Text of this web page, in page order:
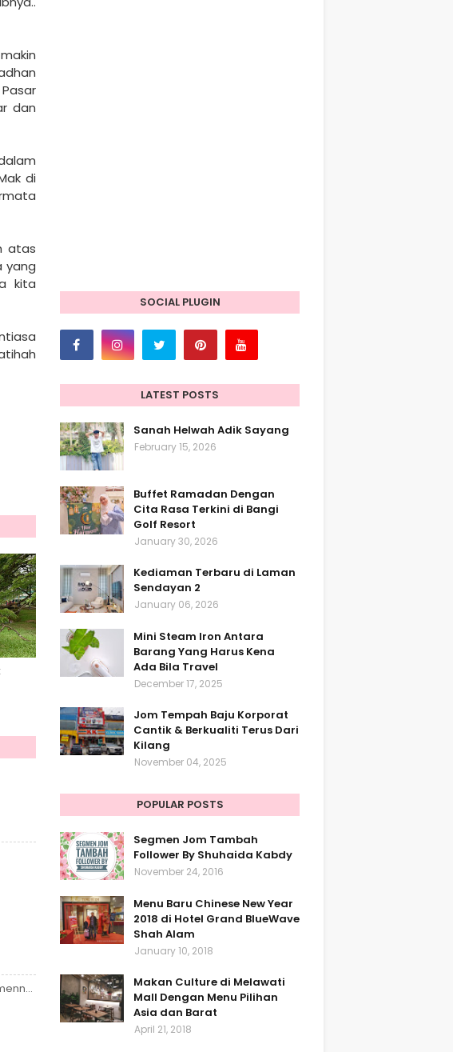
dan
di
atas
yang
kita
SOCIAL PLUGIN
LATEST POSTS
Sanah Helwah Adik Sayang
February 15, 2026
Buffet Ramadan Dengan
Cita Rasa Terkini di Bangi
Golf Resort
January 30, 2026
Kediaman Terbaru di Laman
Sendayan 2
January 06, 2026
Mini Steam Iron Antara
Barang Yang Harus Kena
Ada Bila Travel
December 17, 2025
Jom Tempah Baju Korporat
Cantik & Berkualiti Terus Dari
Kilang
November 04, 2025
POPULAR POSTS
Segmen Jom Tambah
Follower By Shuhaida Kabdy
November 24, 2016
Menu Baru Chinese New Year
2018 di Hotel Grand BlueWave
Shah Alam
January 10, 2018
Makan Culture di Melawati
Mall Dengan Menu Pilihan
Asia dan Barat
April 21, 2018